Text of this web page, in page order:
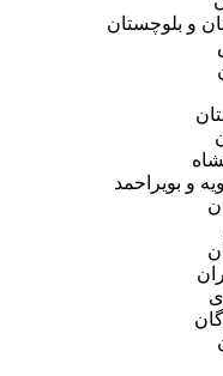
و بلوچستان
و بویراحمد